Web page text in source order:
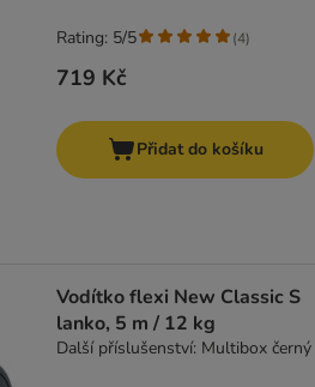
719 Kč
Rating: 5/5 (4)
Přidat do košíku
Vodítko flexi New Classic S
lanko, 5 m / 12 kg
Další příslušenství: Multibox černý